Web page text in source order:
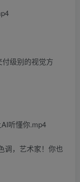
级别的视觉方
听懂你.mp4
调，艺术家！你也